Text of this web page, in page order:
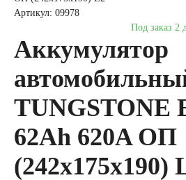
Артикул: 09978
Под заказ 2
Аккумулятор
TUNGSTONE
62Ah 620A ОП
(242x175x190)